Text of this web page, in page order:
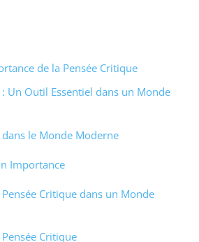
de la Pensée Critique
Un Outil Essentiel dans un Monde
le Monde Moderne
Importance
Critique dans un Monde
Critique